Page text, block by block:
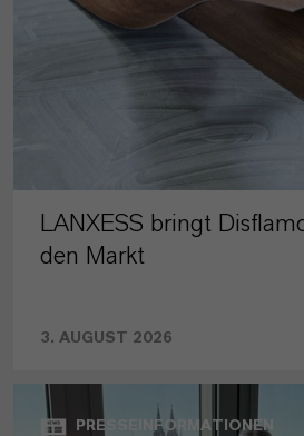
LANXESS bringt
den Markt
3. AUGUST 2026
PRESSEINFORMATIONEN